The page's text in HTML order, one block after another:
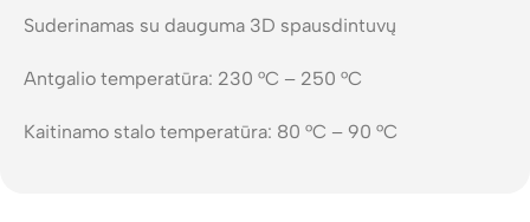
Suderinamas su dauguma 3D spausdintuvų
Antgalio temperatūra: 230 °C – 250 °C
Kaitinamo stalo temperatūra: 80 °C – 90 °C